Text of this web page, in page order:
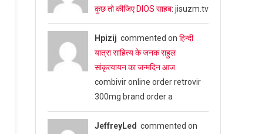
कुछ तो कीजिए DIOS साहब: jisuzm.tv
Hpizij commented on हिन्दी
यात्रा साहित्य के जनक राहुल
सांकृत्यायन का जन्‍मदिन आज:
combivir online order retrovir
300mg brand order a
JeffreyLed commented on